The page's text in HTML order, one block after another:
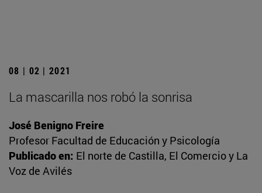
08 | 02 | 2021
La mascarilla nos robó la sonrisa
José Benigno Freire
Profesor Facultad de Educación y Psicología
Publicado en: El norte de Castilla, El Comercio y La
Voz de Avilés